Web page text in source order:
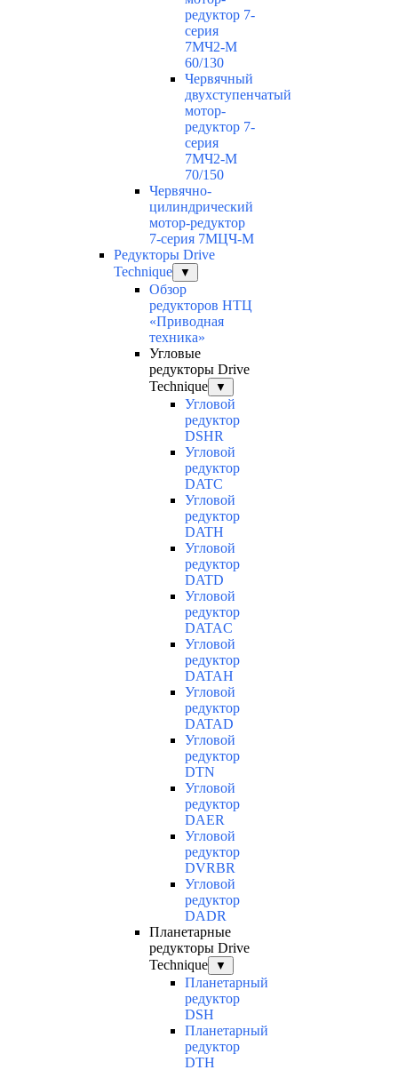
редуктор 7-
серия
7МЧ2-М
60/130
Червячный
двухступенчатый
мотор-
редуктор 7-
серия
7МЧ2-М
70/150
Червячно-
цилиндрический
мотор-редуктор
7-серия 7МЦЧ-М
Редукторы Drive
Technique
▼
Обзор
редукторов НТЦ
«Приводная
техника»
Угловые
редукторы Drive
Technique
▼
Угловой
редуктор
DSHR
Угловой
редуктор
DATC
Угловой
редуктор
DATH
Угловой
редуктор
DATD
Угловой
редуктор
DATAC
Угловой
редуктор
DATAH
Угловой
редуктор
DATAD
Угловой
редуктор
DTN
Угловой
редуктор
DAER
Угловой
редуктор
DVRBR
Угловой
редуктор
DADR
Планетарные
редукторы Drive
Technique
▼
Планетарный
редуктор
DSH
Планетарный
редуктор
DTH